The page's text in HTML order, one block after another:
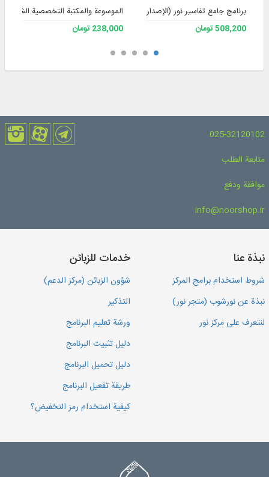
برنامج جامع تفاسير نور (الإصدار 4)
508,200 تومان
الموسوعة والمكتبة التخصصية الشاملة
238,000 تومان
025-32120102
متابعة الطلب
موافقة ودفع
info@noorshop.ir
نبذة عنا
شروط استخدام برامج المركز
نبذة عن نورشوب (متجر نور)
لنتعرف على مركز نور
خدمات للزبائن
شؤون الزبائن (مركز الدعم)
التذكير
ورشة تعليم البرنامج
دليل تثبيت البرنامج
دليل تحميل البرنامج
طريقة تفعيل البرنامج
كيفية استخدام رمز التخفيض؟